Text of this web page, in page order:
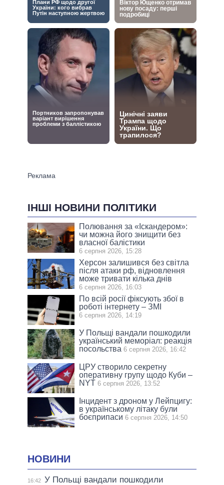
ІНШІ НОВИНИ ПОЛІТИКИ
Полювання за «Іскандером»:
чи можна його знищити без
власної балістики
6 серпня 2026, 15:28
Херсон залишився без світла
після атаки рф, відновлення
може тривати кілька днів
6 серпня 2026, 16:03
По всій росії фіксують збої в
роботі інтернету – ЗМІ
6 серпня 2026, 14:19
У Польщі вандали пошкодили
український меморіал: реакція
посольства 6 серпня 2026, 16:42
ЦРУ створило секретну
оперативну групу щодо Куби –
NYT 6 серпня 2026, 13:52
Інцидент з дроном у Лейпцигу:
в українському літаку були
боєприпаси 6 серпня 2026, 14:50
НОВИНИ
16:42 У Польщі вандали пошкодили